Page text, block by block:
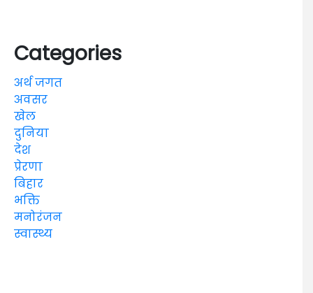
Categories
अर्थ जगत
अवसर
खेल
दुनिया
देश
प्रेरणा
बिहार
भक्ति
मनोरंजन
स्वास्थ्य